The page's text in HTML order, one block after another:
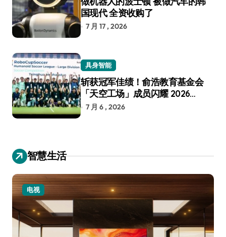
国现代 全资收购了
7 月 17 , 2026
具身智能
斩获冠军佳绩！俞浩教育基金会
「天空工场」成员闪耀 2026
RoboCup 机器人世界杯
7 月 6 , 2026
智慧生活
电视